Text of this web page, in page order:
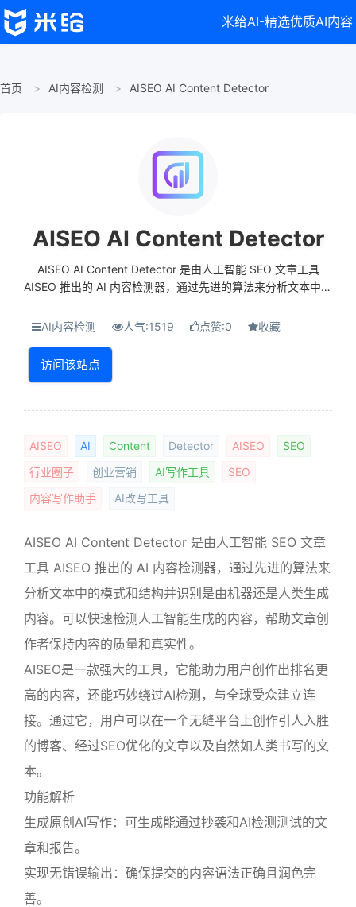
米给AI-精选优质AI内容
首页 AI内容检测 AISEO AI Content Detector
AISEO AI Content Detector
AISEO AI Content Detector 是由人工智能 SEO 文章工具
AISEO 推出的 AI 内容检测器，通过先进的算法来分析文本中的
人工智能生成的内容，...
AI内容检测 人气:1519 点赞:0 收藏
访问该站点
AISEO AI Content Detector AISEO
SEO
行业圈子
创业营销 AI写作工具
SEO
内容写作助手
AI改写工具
AISEO AI Content Detector 是由人工智能 SEO 文章
工具 AISEO 推出的 AI 内容检测器，通过先进的算法来
分析文本中的模式和结构并识别是由机器还是人类生成
内容。可以快速检测人工智能生成的内容，帮助文章创
作者保持内容的质量和真实性。
AISEO是一款强大的工具，它能助力用户创作出排名更
高的内容，还能巧妙绕过AI检测，与全球受众建立连
接。通过它，用户可以在一个无缝平台上创作引人入胜
的博客、经过SEO优化的文章以及自然如人类书写的文
本。
功能解析
生成原创AI写作：可生成能通过抄袭和AI检测测试的文
章和报告。
实现无错误输出：确保提交的内容语法正确且润色完
善。